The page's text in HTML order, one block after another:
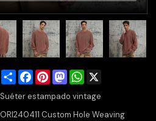
ShareFacebook
PinterestMastodonWhatsApp
Suéter estampado vintage
ORI240411 Custom Hole Weaving